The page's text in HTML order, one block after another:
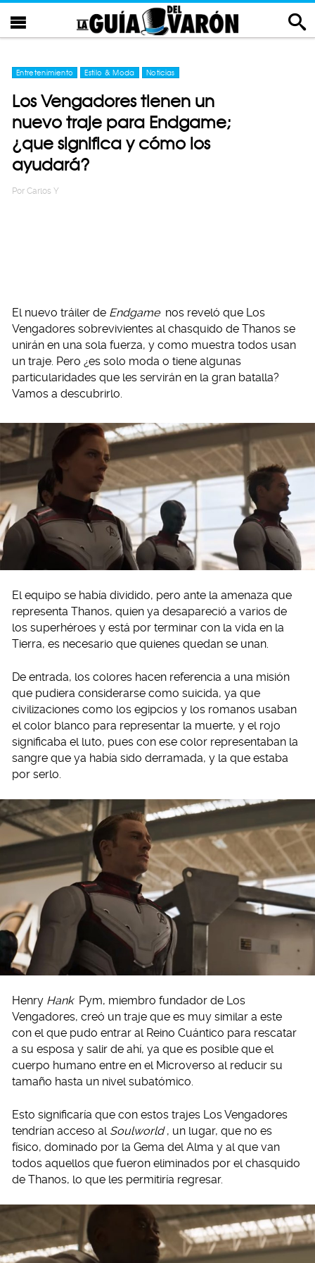
Entretenimiento Estilo & Moda Noticias
Los Vengadores tienen un
nuevo traje para Endgame;
¿que significa y cómo los
ayudará?
Por Carlos Y
El nuevo tráiler de Endgame nos reveló que Los
Vengadores sobrevivientes al chasquido de Thanos se
unirán en una sola fuerza, y como muestra todos usan
un traje. Pero ¿es solo moda o tiene algunas
particularidades que les servirán en la gran batalla?
Vamos a descubrirlo.
El equipo se había dividido, pero ante la amenaza que
representa Thanos, quien ya desapareció a varios de
los superhéroes y está por terminar con la vida en la
Tierra, es necesario que quienes quedan se unan.
De entrada, los colores hacen referencia a una misión
que pudiera considerarse como suicida, ya que
civilizaciones como los egipcios y los romanos usaban
el color blanco para representar la muerte, y el rojo
significaba el luto, pues con ese color representaban la
sangre que ya había sido derramada, y la que estaba
por serlo.
Henry Hank Pym, miembro fundador de Los
Vengadores, creó un traje que es muy similar a este
con el que pudo entrar al Reino Cuántico para rescatar
a su esposa y salir de ahí, ya que es posible que el
cuerpo humano entre en el Microverso al reducir su
tamaño hasta un nivel subatómico.
Esto significaría que con estos trajes Los Vengadores
tendrían acceso al Soulworld , un lugar, que no es
físico, dominado por la Gema del Alma y al que van
todos aquellos que fueron eliminados por el chasquido
de Thanos, lo que les permitiría regresar.